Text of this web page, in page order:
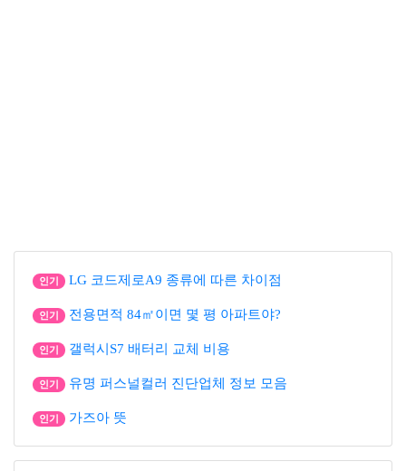
인기 LG 코드제로A9 종류에 따른 차이점
인기 전용면적 84㎡이면 몇 평 아파트야?
인기 갤럭시S7 배터리 교체 비용
인기 유명 퍼스널컬러 진단업체 정보 모음
인기 가즈아 뜻